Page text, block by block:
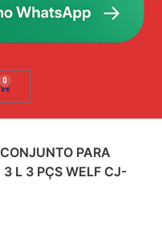
0
PARA
L 3 PÇS WELF CJ-